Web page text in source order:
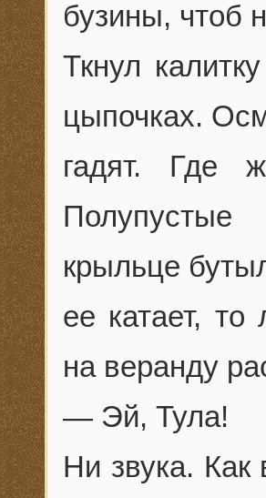
бузины, чтоб
Ткнул
цыпочках.
гадят. Где
крыльце
ее катает,
на веранду
— Эй, Тула!
Ни звука.